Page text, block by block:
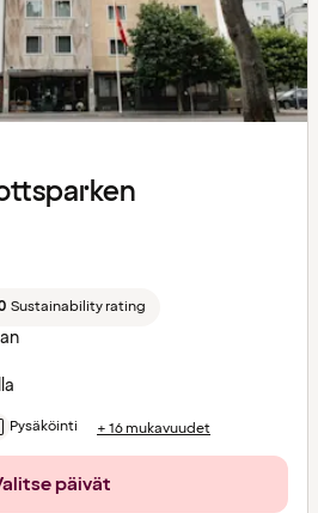
Sustainability rating
Pysäköinti + 16 mukavuudet
päivät